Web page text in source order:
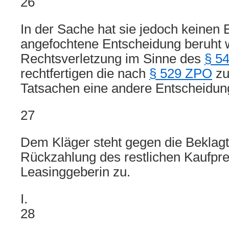
In der Sache hat sie jedoch keinen
angefochtene Entscheidung beruht
Rechtsverletzung im Sinne des §
rechtfertigen die nach § 529 ZPO
Tatsachen eine andere
27
Dem Kläger steht gegen die
Rückzahlung des restlichen
Leasinggeberin zu.
I.
28